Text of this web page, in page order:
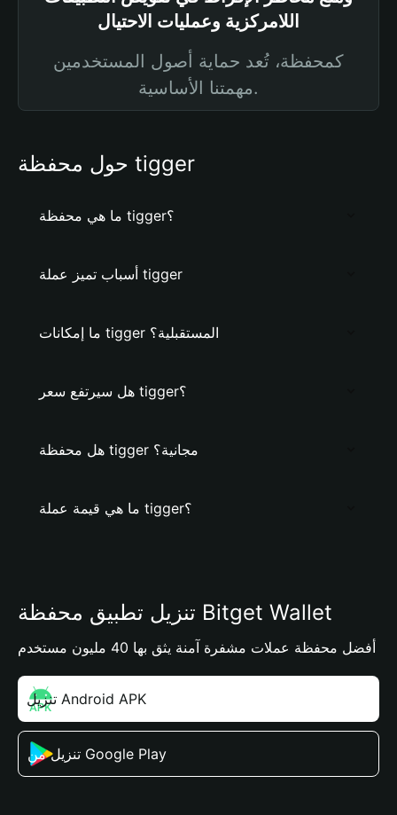
اللامركزية وعمليات الاحتيال
كمحفظة، تُعد حماية أصول المستخدمين
مهمتنا الأساسية.
حول محفظة tigger
ما هي محفظة tigger؟
أسباب تميز عملة tigger
ما إمكانات tigger المستقبلية؟
هل سيرتفع سعر tigger؟
هل محفظة tigger مجانية؟
ما هي قيمة عملة tigger؟
تنزيل تطبيق محفظة Bitget Wallet
أفضل محفظة عملات مشفرة آمنة يثق بها 40 مليون مستخدم
تنزيل Android APK
تنزيل من Google Play